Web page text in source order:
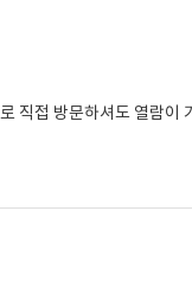
직접 방문하셔도 열람이